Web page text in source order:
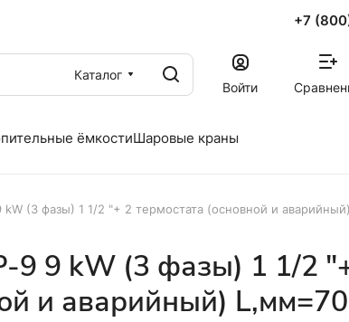
+7
Каталог
Войти
ёмкостиШаровые краны
kW (3 фазы) 1 1/2 "+ 2 термостата (основной и
9 kW (3 фазы) 1 1/2 "+
и аварийный)